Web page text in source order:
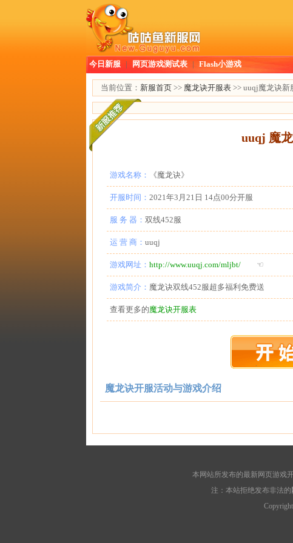
今日新服 | 网页游戏测试表 | Flash小游戏
当前位置： 新服首页 >> 魔龙诀开服表 >> uuqj魔龙诀新
uuqj 魔
游戏名称： 《魔龙诀》
开服时间： 2021年3月21日 14点00分开服
服 务 器： 双线452服
运 营 商： uuqj
游戏网址： http://www.uuqj.com/mljbt/ ☜
游戏简介： 魔龙诀双线452服超多福利免费送
查看更多的魔龙诀开服表
魔龙诀开服活动与游戏介绍
本网站所发布的最新网页游戏
注：本站拒绝发布非法的